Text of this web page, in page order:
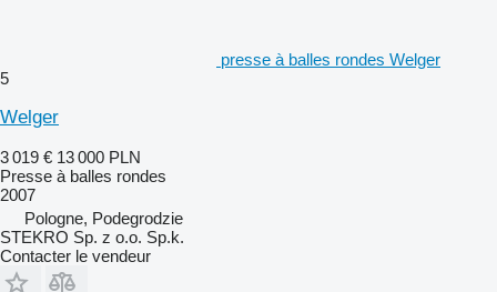
presse à balles rondes Welger
5
Welger
3 019 € 13 000 PLN
Presse à balles rondes
2007
Pologne, Podegrodzie
STEKRO Sp. z o.o. Sp.k.
Contacter le vendeur